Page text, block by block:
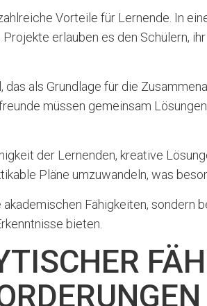
Vorteile für Lernende. In
erlauben es den Schülern,
als Grundlage für die
müssen gemeinsam
der Lernenden, kreative
Pläne umzuwandeln, was
Fähigkeiten, sondern
bieten.